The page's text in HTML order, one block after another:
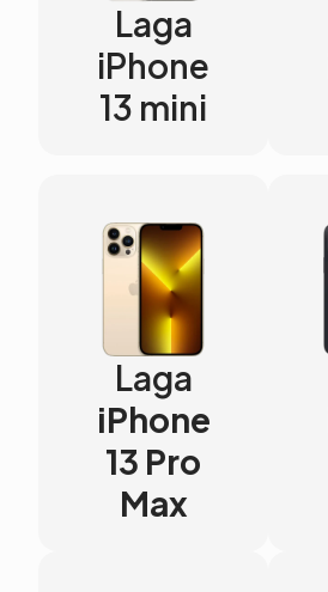
Laga
iPhone
13 mini
Laga
iPhone
13 Pro
Max